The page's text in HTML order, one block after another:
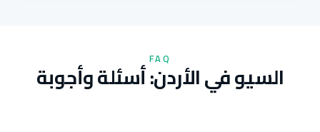
FAQ
السيو في الأردن: أسئلة وأجوبة